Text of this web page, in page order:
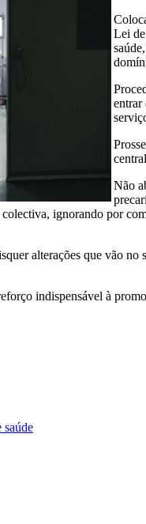
Lei
entrar
Não
ignorando por
alterações que vão
indispensável à
saúde